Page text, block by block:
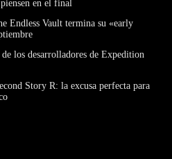
en el final
Endless Vault termina su «early
los desarrolladores de Expedition
Story R: la excusa perfecta para